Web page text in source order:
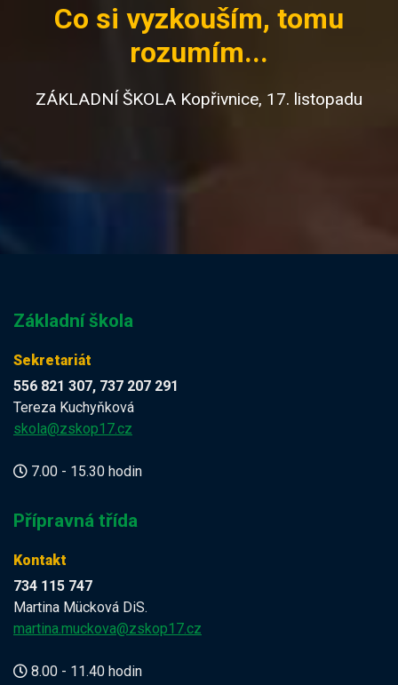
Co si vyzkouším, tomu
rozumím...
ZÁKLADNÍ ŠKOLA Kopřivnice, 17. listopadu
Základní škola
Sekretariát
556 821 307, 737 207 291
Tereza Kuchyňková
skola@zskop17.cz
7.00 - 15.30 hodin
Přípravná třída
Kontakt
734 115 747
Martina Mücková DiS.
martina.muckova@zskop17.cz
8.00 - 11.40 hodin